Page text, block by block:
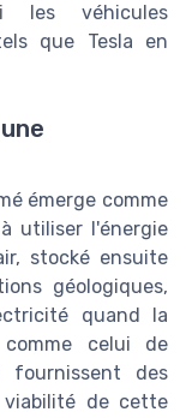
les véhicules
que Tesla en
émerge comme
utiliser l'énergie
stocké ensuite
géologiques,
quand la
celui de
fournissent des
viabilité de cette